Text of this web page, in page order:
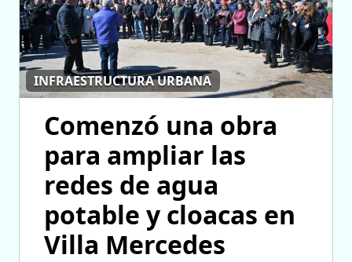
INFRAESTRUCTURA URBANA
Comenzó una obra
para ampliar las
redes de agua
potable y cloacas en
Villa Mercedes